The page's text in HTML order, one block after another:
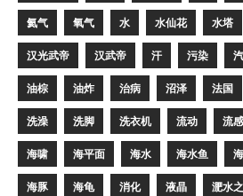
氦气 氧气 水 水仙花 水塔
汉光武帝 汉武帝 汗 污染
油棕 油炸 治病 沼泽 法国
洗澡 洗脚 洗衣机 流动 流感
海啸 海平面 海水 海水鱼
海豚 海龟 消化 液晶 淝水